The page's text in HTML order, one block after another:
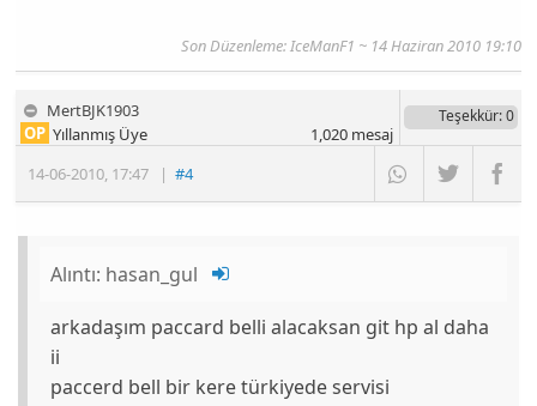
Son Düzenleme: IceManF1 ~ 14 Haziran 2010 19:10
MertBJK1903
14-06-2010, 17:47 |#4
OP Yıllanmış Üye
Teşekkür: 0
1,020mesaj
Alıntı: hasan_gul
arkadaşım paccard belli alacaksan git hp al daha
ii
paccerd bell bir kere türkiyede servisi